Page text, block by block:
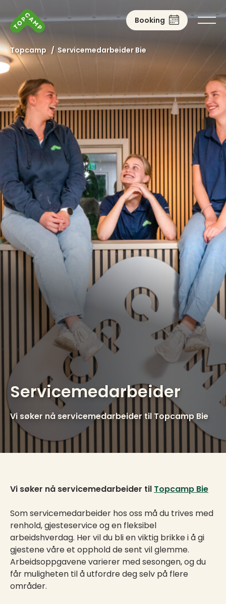
Booking
Topcamp /Servicemedarbeider Bie
Servicemedarbeider
Vi søker nå servicemedarbeider til Topcamp Bie
Vi søker nå servicemedarbeider til Topcamp Bie
Som servicemedarbeider hos oss må du trives med
renhold, gjesteservice og en fleksibel
arbeidshverdag. Her vil du bli en viktig brikke i å gi
gjestene våre et opphold de sent vil glemme.
Arbeidsoppgavene varierer med sesongen, og du
får muligheten til å utfordre deg selv på flere
områder.